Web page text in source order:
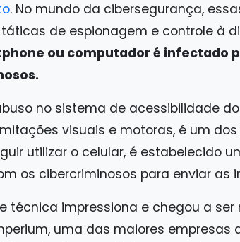
. No mundo da cibersegurança,
de espionagem e controle à
ou computador é infectado
no sistema de acessibilidade
visuais e motoras, é um
utilizar o celular, é estabelecido
os cibercriminosos para enviar as
técnica impressiona e chegou a
uma das maiores empresas